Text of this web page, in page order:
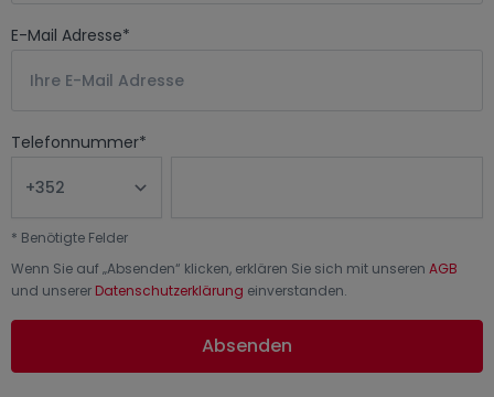
E-Mail Adresse*
Telefonnummer*
* Benötigte Felder
Wenn Sie auf „Absenden“ klicken, erklären Sie sich mit unseren AGB
und unserer Datenschutzerklärung einverstanden.
Absenden